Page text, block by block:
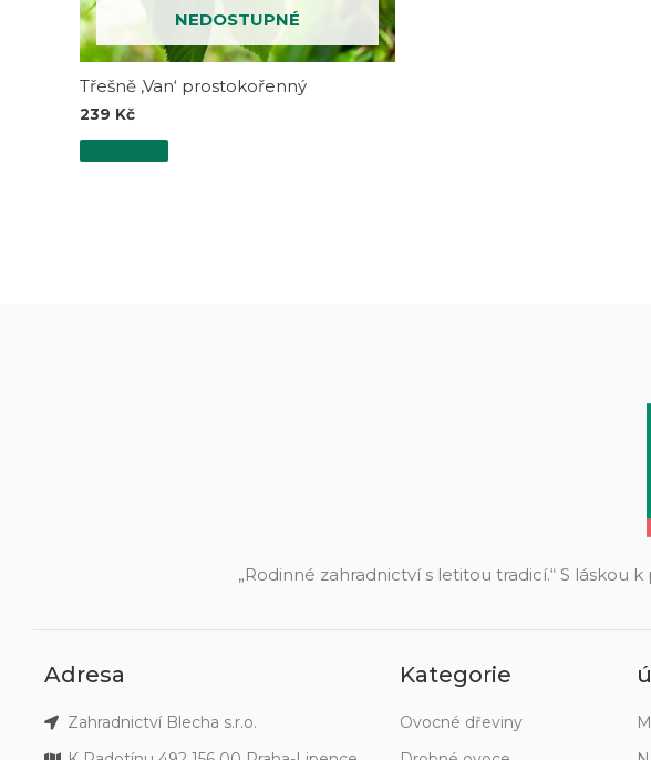
NEDOSTUPNÉ
Třešně ‚Van‘ prostokořenný
239 Kč
„Rodinné zahradnictví s letitou tradicí.“ S
Adresa
Zahradnictví Blecha s.r.o.
Kategorie
Ovocné dřeviny